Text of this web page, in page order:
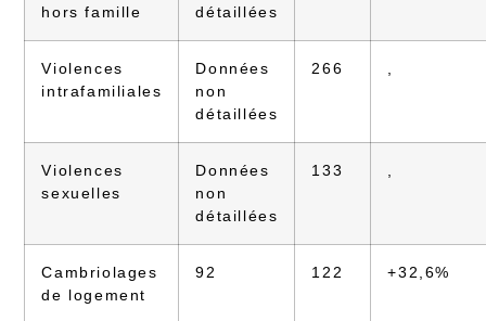
hors famille
détaillées
Violences
intrafamiliales
Données
non
détaillées
266 ,
Violences
sexuelles
Données
non
détaillées
133 ,
Cambriolages
de logement
92 122 +32,6%